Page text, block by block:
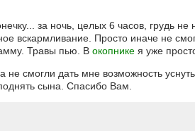
за ночь, целых 6 часов, грудь
вскармливание. Просто иначе не
Травы пью. В окопнике я уже
смогли дать мне возможность
сына. Спасибо Вам.